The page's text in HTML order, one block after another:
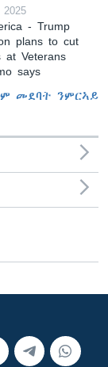
- Trump
plans to cut
at Veterans
says
መደባት ንምርኣይ